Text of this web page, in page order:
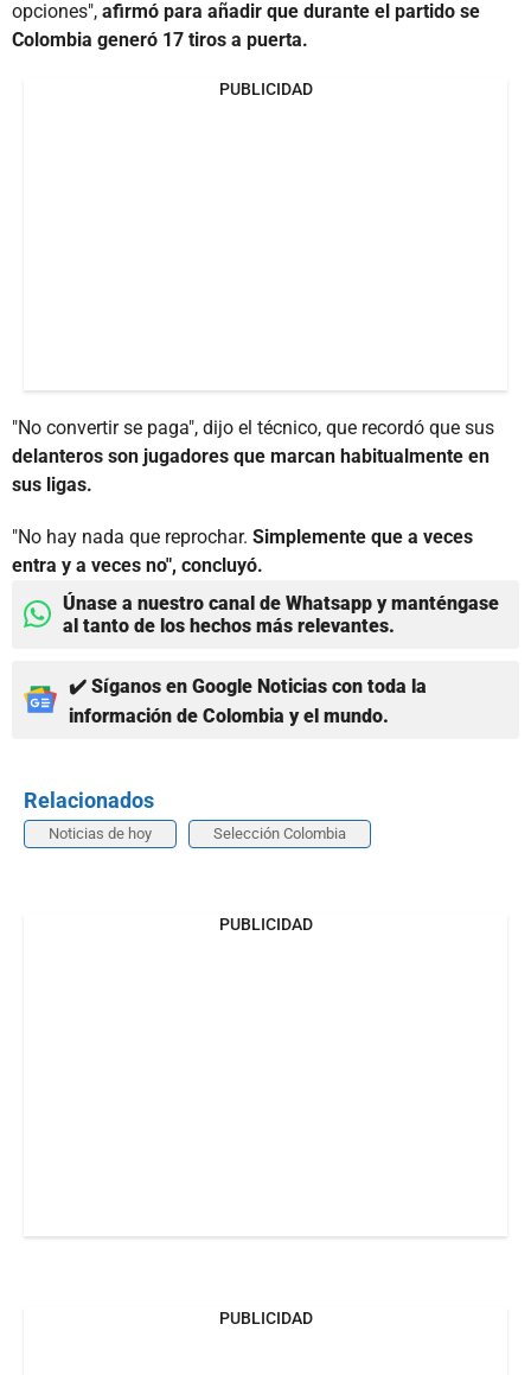
opciones", afirmó para añadir que durante el partido se
Colombia generó 17 tiros a puerta.
PUBLICIDAD
"No convertir se paga", dijo el técnico, que recordó que sus
delanteros son jugadores que marcan habitualmente en
sus ligas.
"No hay nada que reprochar. Simplemente que a veces
entra y a veces no", concluyó.
Únase a nuestro canal de Whatsapp y manténgase
al tanto de los hechos más relevantes.
✔️ Síganos en Google Noticias con toda la
información de Colombia y el mundo.
Relacionados
Noticias de hoy Selección Colombia
PUBLICIDAD
PUBLICIDAD